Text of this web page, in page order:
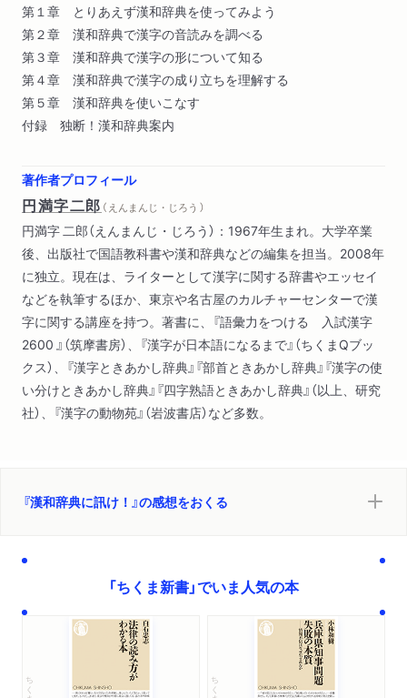
第１章 とりあえず漢和辞典を使ってみよう
第２章 漢和辞典で漢字の音読みを調べる
第３章 漢和辞典で漢字の形について知る
第４章 漢和辞典で漢字の成り立ちを理解する
第５章 漢和辞典を使いこなす
付録 独断！漢和辞典案内
著作者プロフィール
円満字二郎 （ えんまんじ・じろう ）
円満字 二郎（えんまんじ・じろう）：1967年生まれ。大学卒業
後、出版社で国語教科書や漢和辞典などの編集を担当。2008年
に独立。現在は、ライターとして漢字に関する辞書やエッセイ
などを執筆するほか、東京や名古屋のカルチャーセンターで漢
字に関する講座を持つ。著書に、『語彙力をつける 入試漢字
2600 』（筑摩書房）、『漢字が日本語になるまで』（ちくまQブッ
クス）、『漢字ときあかし辞典』『部首ときあかし辞典』『漢字の使
い分けときあかし辞典』『四字熟語ときあかし辞典』（以上、研究
社）、『漢字の動物苑』（岩波書店）など多数。
『漢和辞典に訊け！』の感想をおくる
「ちくま新書」でいま人気の本
ちくま新書 ちくま新書